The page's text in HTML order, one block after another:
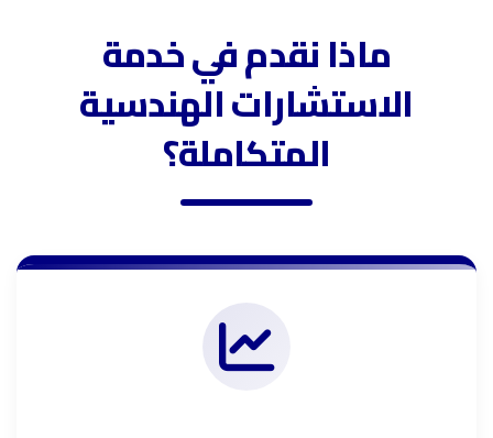
ماذا نقدم في خدمة
الاستشارات الهندسية
المتكاملة؟